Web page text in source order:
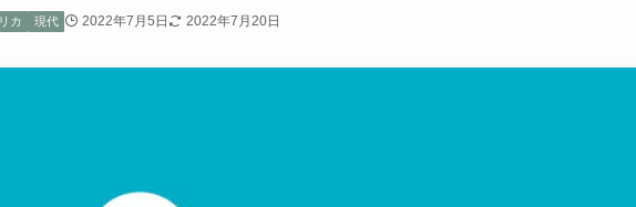
カ 現代 2022年7月5日 2022年7月20日